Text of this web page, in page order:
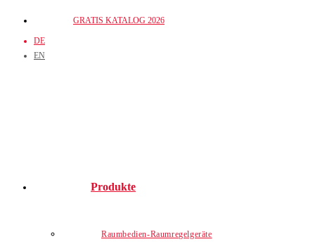
springen
GRATIS KATALOG 2026
DE
EN
Produkte
Raumbedien-Raumregelgeräte